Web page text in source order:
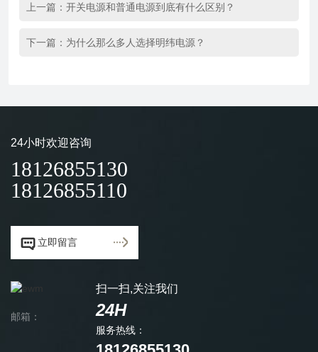
上一篇： 开关电源和普通电源到底有什么区别？
下一篇： 为什么那么多人选择明纬电源？
24小时欢迎咨询
18126855130
18126855110
 立即留言 
扫一扫,关注我们
24H
服务热线：
邮箱：